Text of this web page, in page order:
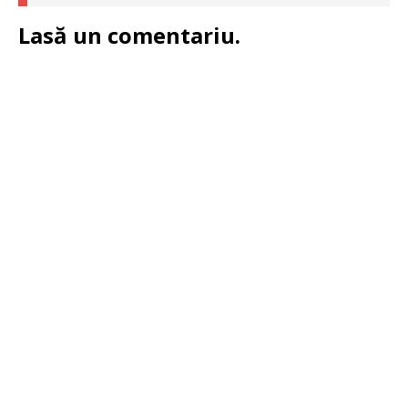
Lasă un comentariu.